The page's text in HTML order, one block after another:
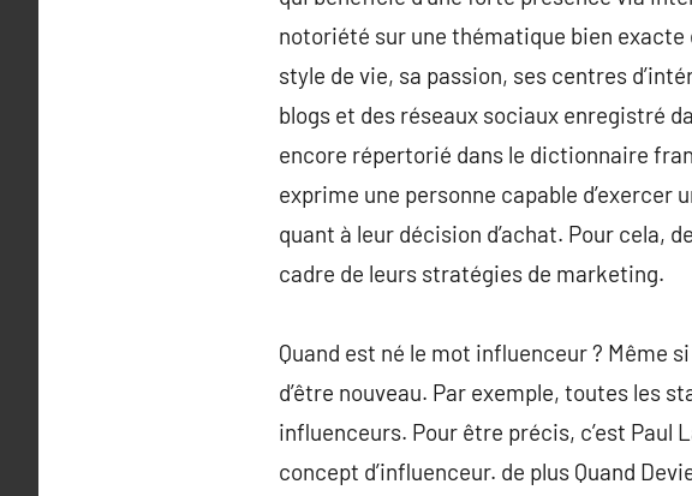
notoriété sur une thématique bien
style de vie, sa passion, ses centres
blogs et des réseaux sociaux enregistré
encore répertorié dans le dictionnaire
exprime une personne capable
quant à leur décision d’achat. Pour cela,
cadre de leurs stratégies de marketing.
Quand est né le mot influenceur ? Même
d’être nouveau. Par exemple, toutes les
influenceurs. Pour être précis, c’est Paul
concept d’influenceur. de plus Quand